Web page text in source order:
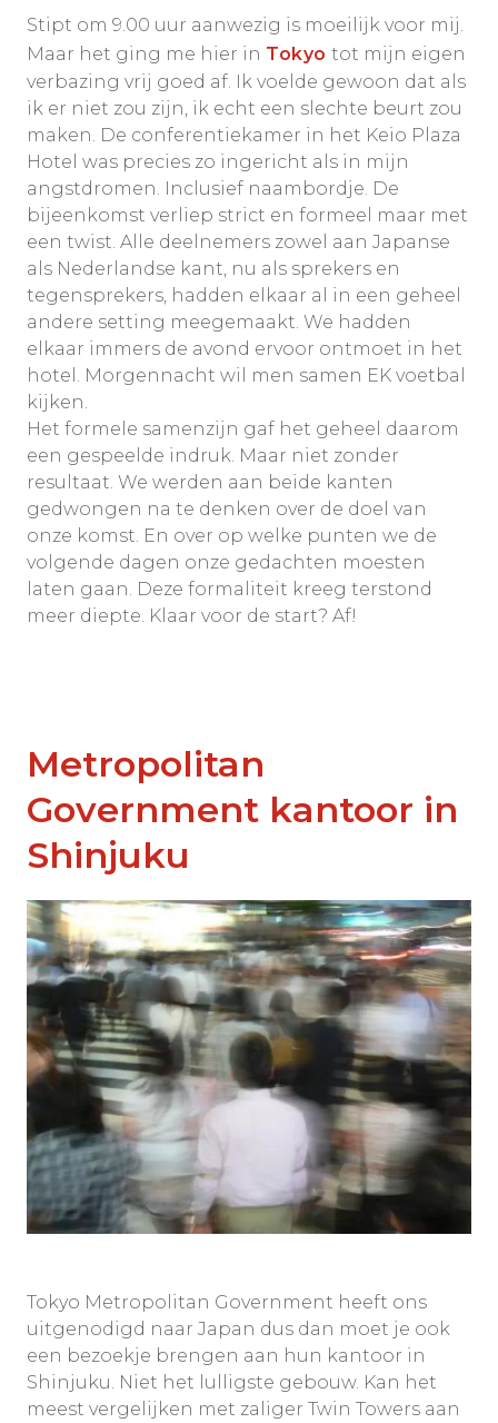
Stipt om 9.00 uur aanwezig is moeilijk voor mij.
Maar het ging me hier in Tokyo tot mijn eigen
verbazing vrij goed af. Ik voelde gewoon dat als
ik er niet zou zijn, ik echt een slechte beurt zou
maken. De conferentiekamer in het Keio Plaza
Hotel was precies zo ingericht als in mijn
angstdromen. Inclusief naambordje. De
bijeenkomst verliep strict en formeel maar met
een twist. Alle deelnemers zowel aan Japanse
als Nederlandse kant, nu als sprekers en
tegensprekers, hadden elkaar al in een geheel
andere setting meegemaakt. We hadden
elkaar immers de avond ervoor ontmoet in het
hotel. Morgennacht wil men samen EK voetbal
kijken.
Het formele samenzijn gaf het geheel daarom
een gespeelde indruk. Maar niet zonder
resultaat. We werden aan beide kanten
gedwongen na te denken over de doel van
onze komst. En over op welke punten we de
volgende dagen onze gedachten moesten
laten gaan. Deze formaliteit kreeg terstond
meer diepte. Klaar voor de start? Af!
Metropolitan
Government kantoor in
Shinjuku
Tokyo Metropolitan Government heeft ons
uitgenodigd naar Japan dus dan moet je ook
een bezoekje brengen aan hun kantoor in
Shinjuku. Niet het lulligste gebouw. Kan het
meest vergelijken met zaliger Twin Towers aan